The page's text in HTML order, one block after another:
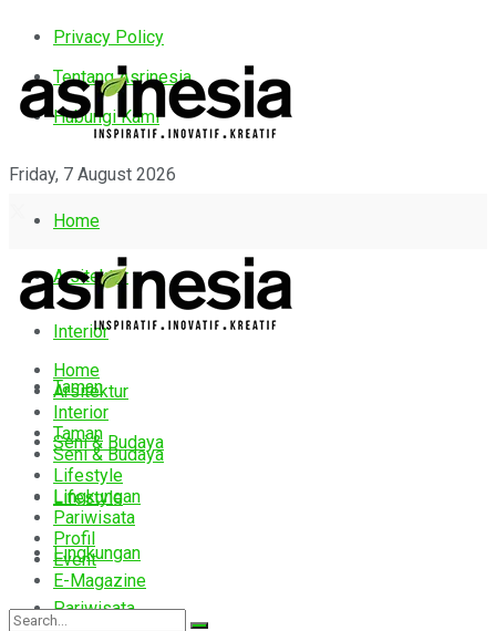
Privacy Policy
Tentang Asrinesia
Hubungi Kami
Friday, 7 August 2026
Home
Arsitektur
Interior
Taman
Seni & Budaya
Lifestyle
Lingkungan
Pariwisata
Home
Arsitektur
Interior
Taman
Seni & Budaya
Lifestyle
Lingkungan
Pariwisata
Profil
Event
E-Magazine